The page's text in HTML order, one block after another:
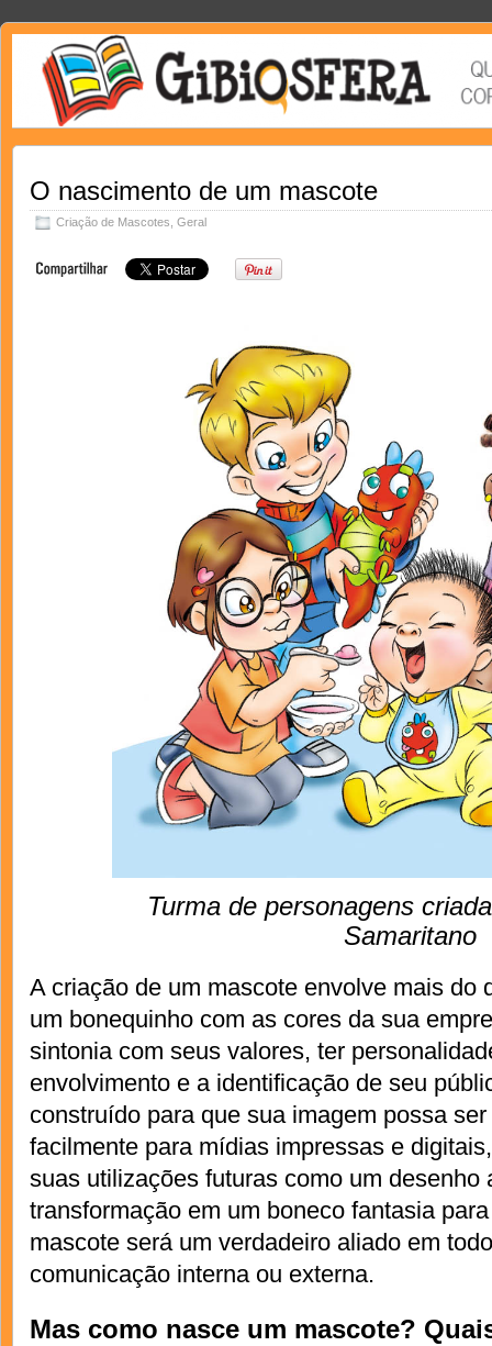
O nascimento de um mascote
Criação de Mascotes Geral
Turma de personagens
Samaritano
A criação de um mascote envolve mais do
um bonequinho com as cores da sua
sintonia com seus valores, ter
envolvimento e a identificação de seu
construído para que sua imagem possa
facilmente para mídias impressas e
suas utilizações futuras como um desenho
transformação em um boneco fantasia
mascote será um verdadeiro aliado em
comunicação interna ou externa.
Mas como nasce um mascote?